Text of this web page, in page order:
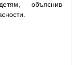
объяснив